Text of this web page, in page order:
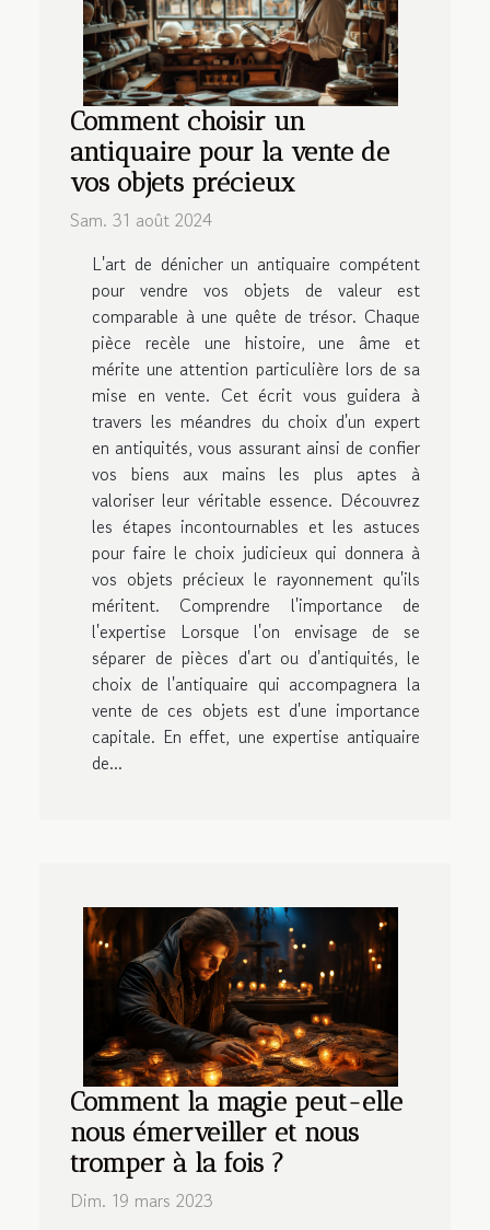
Comment choisir un
antiquaire pour la vente de
vos objets précieux
Sam. 31 août 2024
L'art de dénicher un antiquaire compétent
pour vendre vos objets de valeur est
comparable à une quête de trésor. Chaque
pièce recèle une histoire, une âme et
mérite une attention particulière lors de sa
mise en vente. Cet écrit vous guidera à
travers les méandres du choix d'un expert
en antiquités, vous assurant ainsi de confier
vos biens aux mains les plus aptes à
valoriser leur véritable essence. Découvrez
les étapes incontournables et les astuces
pour faire le choix judicieux qui donnera à
vos objets précieux le rayonnement qu'ils
méritent. Comprendre l'importance de
l'expertise Lorsque l'on envisage de se
séparer de pièces d'art ou d'antiquités, le
choix de l'antiquaire qui accompagnera la
vente de ces objets est d'une importance
capitale. En effet, une expertise antiquaire
de...
Comment la magie peut-elle
nous émerveiller et nous
tromper à la fois ?
Dim. 19 mars 2023